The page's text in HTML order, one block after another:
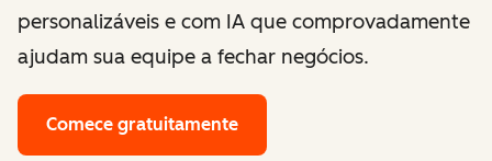
personalizáveis e com IA que comprovadamente
ajudam sua equipe a fechar negócios.
Comece gratuitamente